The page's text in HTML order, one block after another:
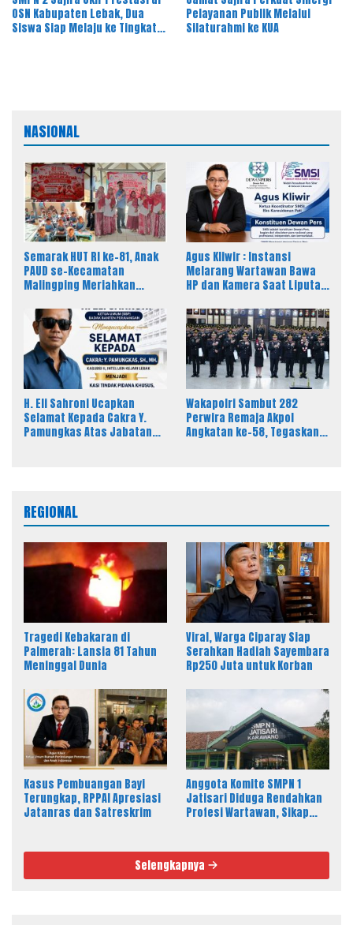
OSN Kabupaten Lebak, Dua
Siswa Siap Melaju ke Tingkat
Pelayanan Publik Melalui
Silaturahmi ke KUA
NASIONAL
Semarak HUT RI ke-81, Anak
PAUD se-Kecamatan
Malingping Meriahkan
Agus Kliwir : Instansi
Melarang Wartawan Bawa
HP dan Kamera Saat Liputan
Pers
H. Eli Sahroni Ucapkan
Selamat Kepada Cakra Y.
Pamungkas Atas Jabatan
Wakapolri Sambut 282
Perwira Remaja Akpol
Angkatan ke-58, Tegaskan
REGIONAL
Tragedi Kebakaran di
Palmerah: Lansia 81 Tahun
Meninggal Dunia
Viral, Warga Ciparay Siap
Serahkan Hadiah Sayembara
Rp250 Juta untuk Korban
Kasus Pembuangan Bayi
Terungkap, RPPAI Apresiasi
Jatanras dan Satreskrim
Anggota Komite SMPN 1
Jatisari Diduga Rendahkan
Profesi Wartawan, Sikap
Selengkapnya